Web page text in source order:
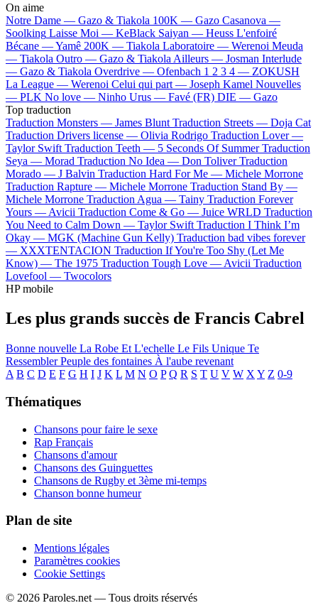
On aime
Notre Dame — Gazo & Tiakola 100K — Gazo Casanova —
Soolking Laisse Moi — KeBlack Saiyan — Heuss L'enfoiré
Bécane —Yamê 200K — Tiakola Laboratoire — Werenoi Meuda
— Tiakola Outro — Gazo & Tiakola Ailleurs — Josman Interlude
— Gazo & Tiakola Overdrive — Ofenbach 1 2 3 4 — ZOKUSH
La League — Werenoi Celui qui part — Joseph Kamel Nouvelles
— PLK No love — Ninho Urus — Favé (FR) DIE — Gazo
Top traduction
Traduction Monsters — James Blunt Traduction Streets — Doja Cat
Traduction Drivers license — Olivia Rodrigo Traduction Lover —
Taylor Swift Traduction Teeth — 5 Seconds Of Summer Traduction
Seya — Morad Traduction No Idea — Don Toliver Traduction
Morado — J Balvin Traduction Hard For Me — Michele Morrone
Traduction Rapture — Michele Morrone Traduction Stand By —
Michele Morrone Traduction Agua — Tainy Traduction Forever
Yours — Avicii Traduction Come & Go — Juice WRLD Traduction
You Need to Calm Down — Taylor Swift Traduction I Think I’m
Okay — MGK (Machine Gun Kelly) Traduction bad vibes forever
— XXXTENTACION Traduction If You're Too Shy (Let Me
Know) — The 1975 Traduction Tough Love — Avicii Traduction
Lovefool — Twocolors
HP mobile
Les plus grands succès de Francis Cabrel
Bonne nouvelle La Robe Et L'echelle Le Fils Unique Te
RessemblerPeuple des fontaines À l'aube revenant
A B C D E F G H I J K L M N O P Q R S T U V W X Y Z 0-9
Thématiques
Chansons pour faire le sexe
Rap Français
Chansons d'amour
Chansons des Guinguettes
Chansons de Rugby et 3ème mi-temps
Chanson bonne humeur
Plan de site
Mentions légales
Paramètres cookies
Cookie Settings
© 2026 Paroles.net — Tous droits réservés